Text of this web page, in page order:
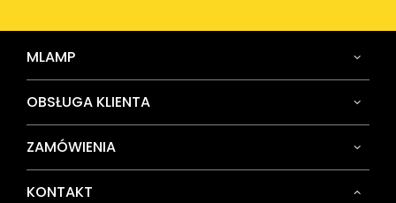
MLAMP
OBSŁUGA KLIENTA
ZAMÓWIENIA
KONTAKT